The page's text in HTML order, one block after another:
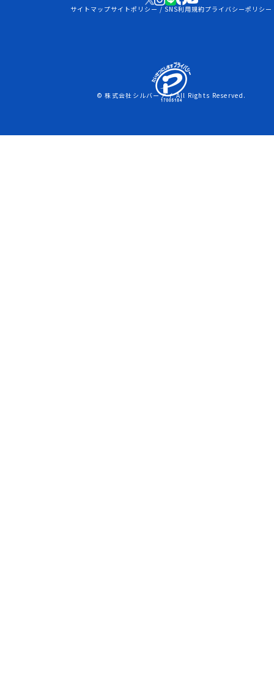
サイトマップサイトポリシー / SNS利用規約プライバシーポリシー
© 株式会社シルバーアイ All Rights Reserved.